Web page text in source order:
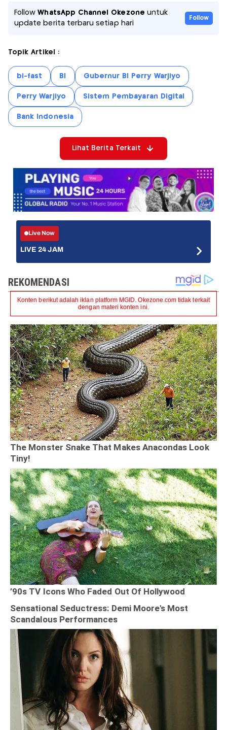
FollowWhatsApp Channel Okezone untuk
update berita terbaru setiap hari
Follow
Topik Artikel :
bi-fast BI Gubernur BI Perry Warjiyo
Perry Warjiyo Sistem Pembayaran Digital
Bank Indonesia
Lihat Berita Terkait
Live Now
LIVE 24 JAM